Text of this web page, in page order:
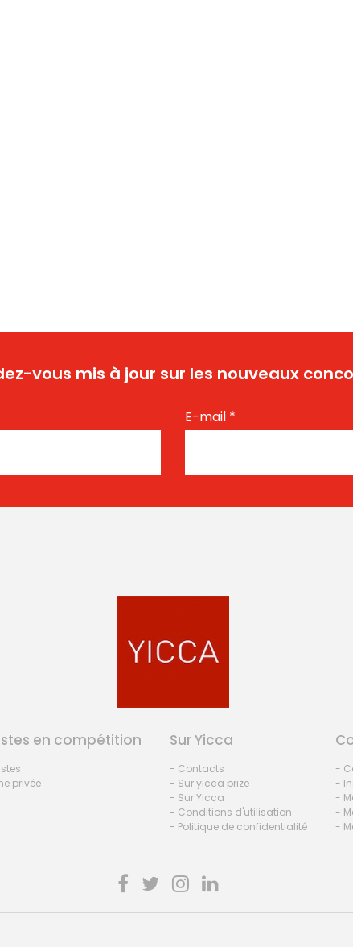
vous mis à jour sur les nouveaux
E-mail *
en compétition
privée
Sur Yicca
- Contacts
- Sur yicca prize
- Sur Yicca
- Conditions d'utilisation
- Politique de confidentialité
-
-
-
-
-